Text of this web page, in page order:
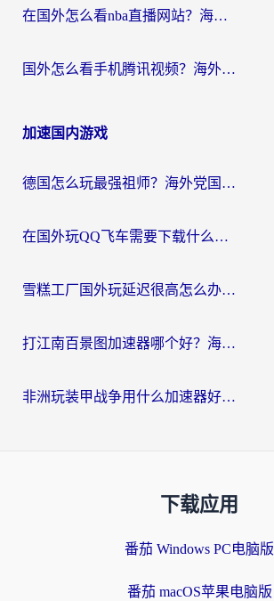
在国外怎么看nba直播网站？海外党专属体育观赛指南，告别地区限制！
国外怎么看手机腾讯视频？海外党亲测有效的追剧加速器选择指南
加速国内游戏
德国怎么玩最强祖师？海外党国服游戏加速器选择全攻略（附宝可梦Online实测）
在国外玩QQ飞车需要下载什么加速器呢？海外党亲测有效的国服游戏加速指南
雪糕工厂国外玩延迟很高怎么办？海外玩家国服游戏加速终极攻略（附实测推荐）
打江南百景图加速器哪个好？海外党踩坑N次后，终于找到不卡的秘诀
非洲玩装甲战争用什么加速器好？海外党亲测有效的国服游戏加速方案
下载应用
番茄 Windows PC电脑版
番茄 macOS苹果电脑版